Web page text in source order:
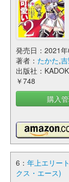
発売日：2021
著者： たかた,
出版社：
￥748
購入
6： 年上エリー
クス・エース)